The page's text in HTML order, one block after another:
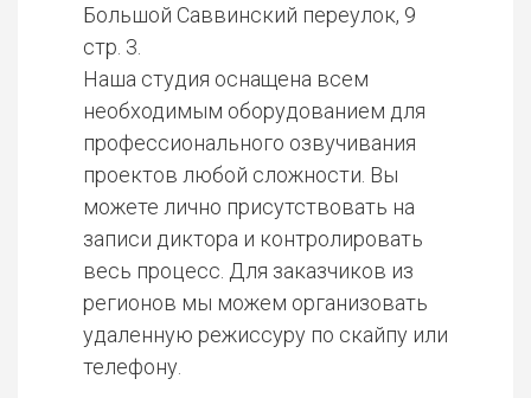
Большой Саввинский переулок, 9
стр. 3.
Наша студия оснащена всем
необходимым оборудованием для
профессионального озвучивания
проектов любой сложности. Вы
можете лично присутствовать на
записи диктора и контролировать
весь процесс. Для заказчиков из
регионов мы можем организовать
удаленную режиссуру по скайпу или
телефону.